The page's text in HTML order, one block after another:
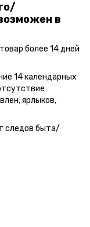
в
более 14 дней
14 календарных
ярлыков,
следов быта/